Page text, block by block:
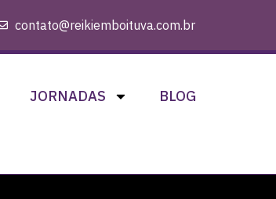
contato@reikiemboituva.com.br
JORNADAS
BLOG